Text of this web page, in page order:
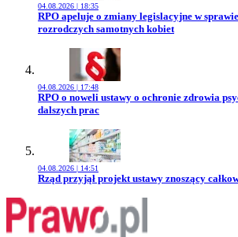
04.08.2026 | 18:35
Przejdź do artykułu:
RPO apeluje o zmiany legislacyjne w
rozrodczych samotnych kobiet
04.08.2026 | 17:48
Przejdź do artykułu:
RPO o noweli ustawy o ochronie zdrowia
dalszych prac
04.08.2026 | 14:51
Przejdź do artykułu:
Rząd przyjął projekt ustawy znoszący